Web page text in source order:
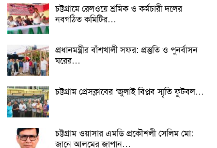
চট্টগ্রামে রেলওয়ে শ্রমিক ও কর্মচারী দলের
নবগঠিত কমিটির…
প্রধানমন্ত্রীর বাঁশখালী সফর: প্রস্তুতি ও পুনর্বাসন
ঘরের…
চট্টগ্রাম প্রেসক্লাবের ‘জুলাই বিপ্লব স্মৃতি ফুটবল…
চট্টগ্রাম ওয়াসার এমডি প্রকৌশলী সেলিম মো:
জানে আলমের জাপান…